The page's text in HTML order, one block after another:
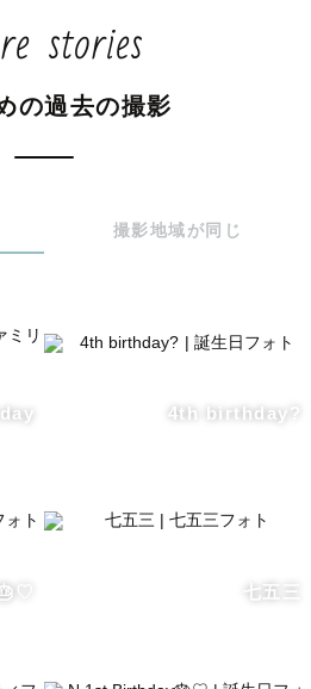
ゅっと詰め込んで
ます。
憶を紐解く
いただけるよう、
ジ、服装など
！
動します。
ばエリア外も
通費や宿泊費の
stories
の過去の撮影
撮影地域が同じ
4th birthday?
七五三